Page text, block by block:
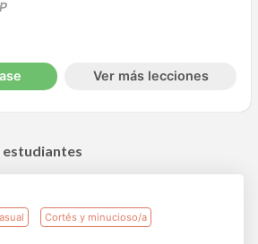
P
Ver más lecciones
estudiantes
Cortés y minucioso/a